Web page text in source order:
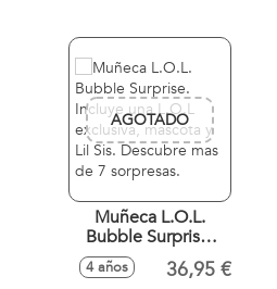
cambiando de
AGOTADO
Muñeca L.O.L.
Bubble Surprise.
Incluye una L.O.L
exclusiva, mascota
4 años 36,95 €